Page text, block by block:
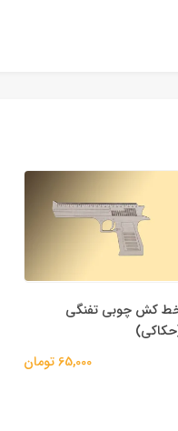
میکروسکوپ مونتاژ شده